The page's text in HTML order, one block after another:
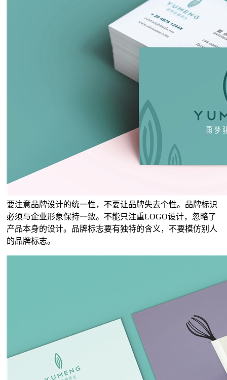
要注意品牌设计的统一性，不要让品牌失去个性。品牌标识
必须与企业形象保持一致。不能只注重LOGO设计，忽略了
产品本身的设计。品牌标志要有独特的含义，不要模仿别人
的品牌标志。